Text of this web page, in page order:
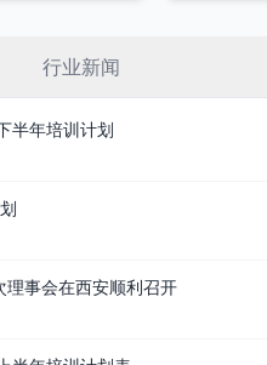
行业新闻
半年培训计划
事会在西安顺利召开